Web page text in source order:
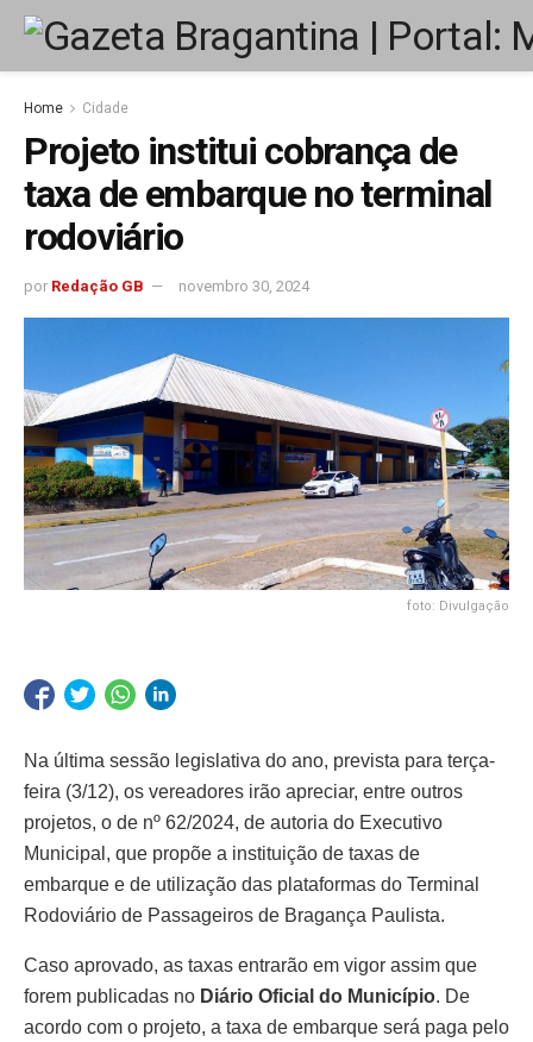
Home Cidade
Projeto institui cobrança de
taxa de embarque no terminal
rodoviário
por Redação GB novembro 30, 2024
foto: Divulgação
Na última sessão legislativa do ano, prevista para terça-
feira (3/12), os vereadores irão apreciar, entre outros
projetos, o de nº 62/2024, de autoria do Executivo
Municipal, que propõe a instituição de taxas de
embarque e de utilização das plataformas do Terminal
Rodoviário de Passageiros de Bragança Paulista.
Caso aprovado, as taxas entrarão em vigor assim que
forem publicadas no Diário Oficial do Município. De
acordo com o projeto, a taxa de embarque será paga pelo